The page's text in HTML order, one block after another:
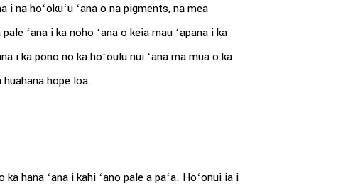
i nā hoʻokuʻu ʻana o nā pigments, nā mea
ʻana i ka noho ʻana o kēia mau ʻāpana i ka
i ka pono no ka hoʻoulu nui ʻana ma mua o ka
hope loa.
hana ʻana i kahi ʻano pale a paʻa. Hoʻonui ia i